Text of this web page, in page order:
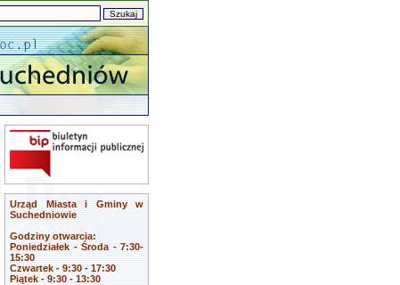
Urząd Miasta i Gminy w
Suchedniowie
Godziny otwarcia:
Poniedziałek - Środa - 7:30-
15:30
Czwartek - 9:30 - 17:30
Piątek - 9:30 - 13:30